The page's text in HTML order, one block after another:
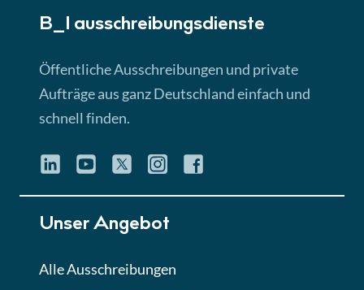
Lektion 3
► 4:31 Min
Quiz
Eignung im Vergabeverfahren
B_I ausschreibungs­dienste
Öffentliche Ausschreibungen und private
Aufträge aus ganz Deutschland einfach und
schnell finden.
Unser Angebot
Alle Ausschreibungen